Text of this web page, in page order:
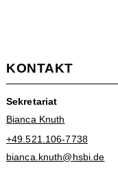
KONTAKT
Sekretariat
Bianca Knuth
+49.521.106-7738
bianca.knuth@hsbi.de